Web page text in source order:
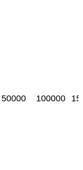
50000 100000